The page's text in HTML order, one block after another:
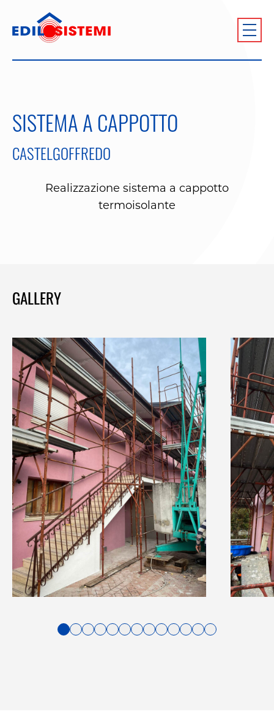
SISTEMA A CAPPOTTO
CASTELGOFFREDO
Realizzazione sistema a cappotto
termoisolante
GALLERY
10 11 12 13